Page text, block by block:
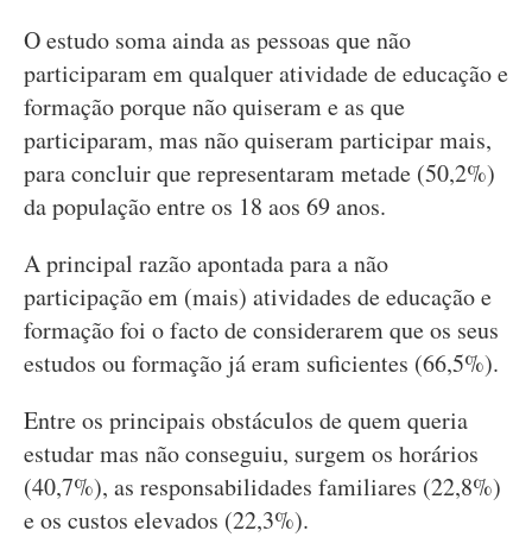
O estudo soma ainda as pessoas que não
participaram em qualquer atividade de educação e
formação porque não quiseram e as que
participaram, mas não quiseram participar mais,
para concluir que representaram metade (50,2%)
da população entre os 18 aos 69 anos.
A principal razão apontada para a não
participação em (mais) atividades de educação e
formação foi o facto de considerarem que os seus
estudos ou formação já eram suficientes (66,5%).
Entre os principais obstáculos de quem queria
estudar mas não conseguiu, surgem os horários
(40,7%), as responsabilidades familiares (22,8%)
e os custos elevados (22,3%).